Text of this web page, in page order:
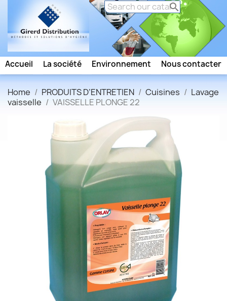

Accueil La société Environnement Nous contacter
Home PRODUITS D’ENTRETIEN Cuisines
Lavage
vaisselle
VAISSELLE PLONGE 22